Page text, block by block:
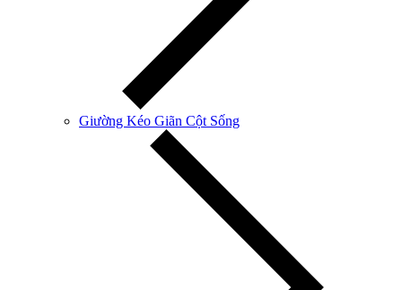
Giường Kéo Giãn Cột Sống